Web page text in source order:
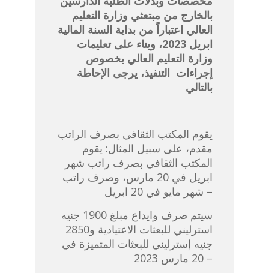
بالخارج من مبتعثي وزارة التعليم
العالي اعتباراً من بداية السنة المالية
ابريل 2023، وبناء على تعليمات
وزارة التعليم العالي بخصوص
إجراءات التنفيذ، يرجى الإحاطة
بالتالي
يقوم المكتب الثقافي بصرف الراتب
مقدم، على سبيل المثال: يقوم
المكتب الثقافي بصرف راتب شهر
ابريل في 20 مارس، وصرف راتب
شهر مايو في 20 ابريل –
سيتم صرف وايداع مبلغ 1900 جنيه
استرليني للبعثات الاعتيادية و2850
جنيه إسترليني للبعثات المتميزة في
20 مارس 2023 –